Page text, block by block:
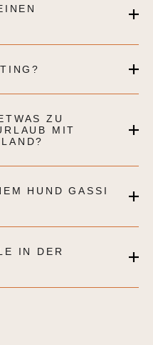
ZU
MIT
HUND GASSI
IN DER